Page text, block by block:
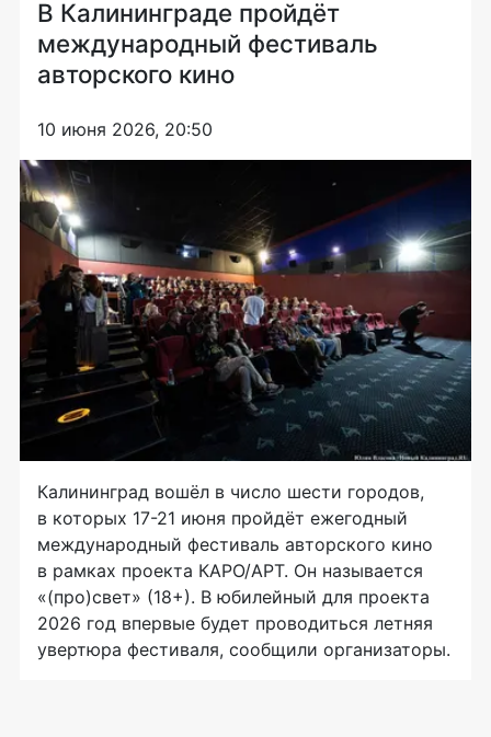
В Калининграде пройдёт
международный фестиваль
авторского кино
10 июня 2026, 20:50
Калининград вошёл в число шести городов,
в которых 17-21 июня пройдёт ежегодный
международный фестиваль авторского кино
в рамках проекта КАРО/АРТ. Он называется
«(про)свет» (18+). В юбилейный для проекта
2026 год впервые будет проводиться летняя
увертюра фестиваля, сообщили организаторы.